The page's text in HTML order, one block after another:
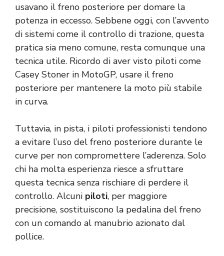
usavano il freno posteriore per domare la
potenza in eccesso. Sebbene oggi, con l’avvento
di sistemi come il controllo di trazione, questa
pratica sia meno comune, resta comunque una
tecnica utile. Ricordo di aver visto piloti come
Casey Stoner in MotoGP, usare il freno
posteriore per mantenere la moto più stabile
in curva.
Tuttavia, in pista, i piloti professionisti tendono
a evitare l’uso del freno posteriore durante le
curve per non compromettere l’aderenza. Solo
chi ha molta esperienza riesce a sfruttare
questa tecnica senza rischiare di perdere il
controllo. Alcuni piloti, per maggiore
precisione, sostituiscono la pedalina del freno
con un comando al manubrio azionato dal
pollice.